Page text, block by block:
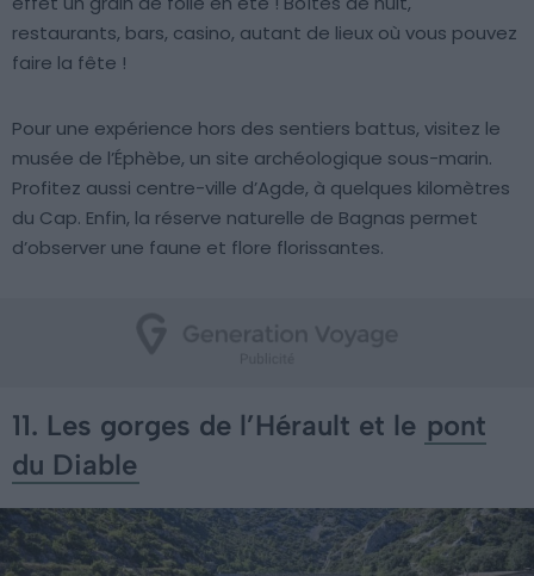
restaurants, bars, casino, autant de lieux où vous pouvez
faire la fête !
Pour une expérience hors des sentiers battus, visitez le
musée de l’Éphèbe, un site archéologique sous-marin.
Profitez aussi centre-ville d’Agde, à quelques kilomètres
du Cap. Enfin, la réserve naturelle de Bagnas permet
d’observer une faune et flore florissantes.
11. Les gorges de l’Hérault et le pont
du Diable